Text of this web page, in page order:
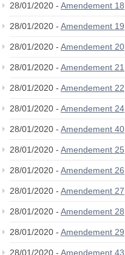
28/01/2020 - Amendement 18
28/01/2020 - Amendement 19
28/01/2020 - Amendement 20
28/01/2020 - Amendement 21
28/01/2020 - Amendement 22
28/01/2020 - Amendement 24
28/01/2020 - Amendement 40
28/01/2020 - Amendement 25
28/01/2020 - Amendement 26
28/01/2020 - Amendement 27
28/01/2020 - Amendement 28
28/01/2020 - Amendement 29
28/01/2020 - Amendement 43